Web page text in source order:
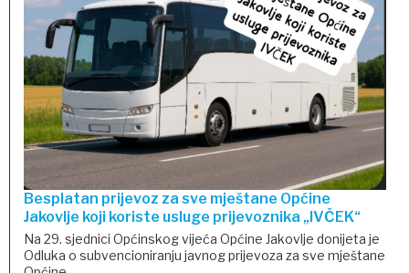
Besplatan prijevoz za sve mještane Općine
Jakovlje koji koriste usluge prijevoznika „IVČEK“
Na 29. sjednici Općinskog vijeća Općine Jakovlje donijeta je
Odluka o subvencioniranju javnog prijevoza za sve mještane